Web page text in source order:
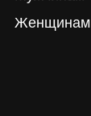
Женщинам